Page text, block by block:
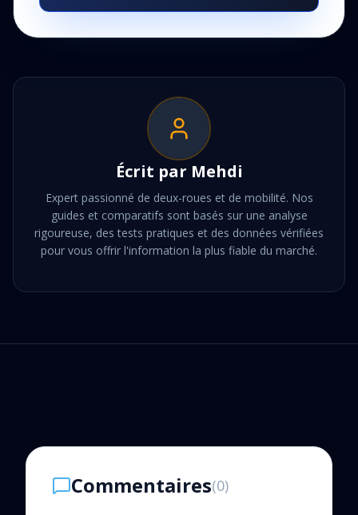
Écrit par Mehdi
Expert passionné de deux-roues et de mobilité. Nos
guides et comparatifs sont basés sur une analyse
rigoureuse, des tests pratiques et des données vérifiées
pour vous offrir l'information la plus fiable du marché.
Commentaires(0)